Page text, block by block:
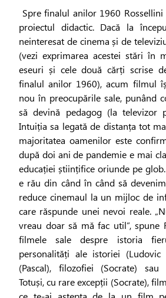
Spre finalul anilor 1960
proiectul didactic. Dacă la
neinteresat de cinema și de
(vezi exprimarea acestei stări în
eseuri și cele două cărți scrise
finalul anilor 1960), acum filmul
nou în preocupările sale, punând
să devină pedagog (la televizor
Intuiția sa legată de distanța tot
majoritatea oamenilor este
după doi ani de pandemie e mai
educației științifice oriunde pe
e rău din când în când să
reduce cinemaul la un mijloc de
care răspunde unei nevoi reale.
vreau doar să mă fac util”, spune
filmele sale despre istoria
personalități ale istoriei (Ludovic
(Pascal), filozofiei (Socrate) sau
Totuși, cu rare excepții (Socrate),